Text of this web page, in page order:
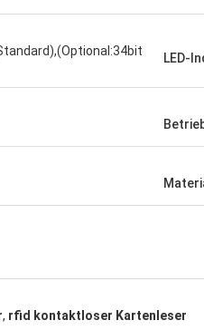
LED-
, rfid kontaktloser Kartenleser